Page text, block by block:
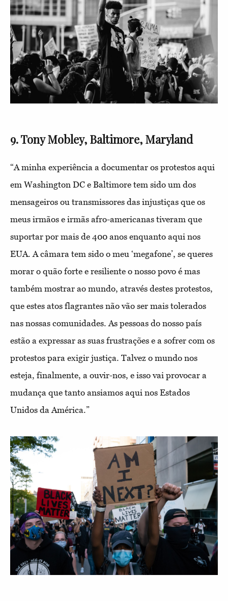
9. Tony Mobley, Baltimore, Maryland
“A minha experiência a documentar os protestos aqui
em Washington DC e Baltimore tem sido um dos
mensageiros ou transmissores das injustiças que os
meus irmãos e irmãs afro-americanas tiveram que
suportar por mais de 400 anos enquanto aqui nos
EUA. A câmara tem sido o meu ‘megafone’, se queres
morar o quão forte e resiliente o nosso povo é mas
também mostrar ao mundo, através destes protestos,
que estes atos flagrantes não vão ser mais tolerados
nas nossas comunidades. As pessoas do nosso país
estão a expressar as suas frustrações e a sofrer com os
protestos para exigir justiça. Talvez o mundo nos
esteja, finalmente, a ouvir-nos, e isso vai provocar a
mudança que tanto ansiamos aqui nos Estados
Unidos da América.”